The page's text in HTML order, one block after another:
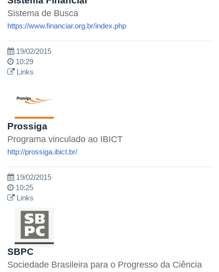
Sistema de Busca
https://www.financiar.org.br/index.php
19/02/2015
10:29
Links
Prossiga
Programa vinculado ao IBICT
http://prossiga.ibict.br/
19/02/2015
10:25
Links
SBPC
Sociedade Brasileira para o Progresso da Ciência